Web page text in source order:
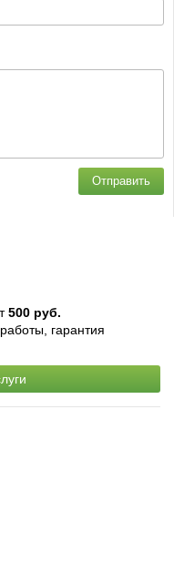
Отправить
500 руб.
гарантия